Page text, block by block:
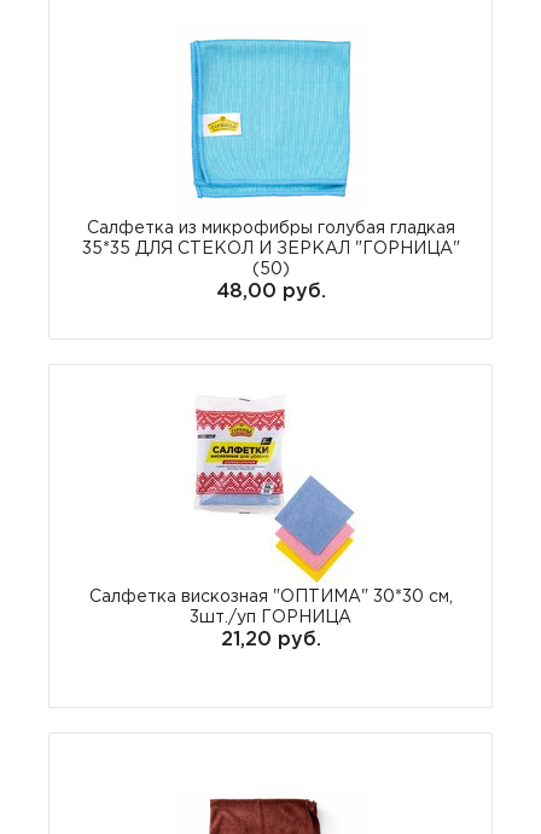
Салфетка из микрофибры голубая гладкая
35*35 ДЛЯ СТЕКОЛ И ЗЕРКАЛ "ГОРНИЦА"
(50)
48,00 руб.
Салфетка вискозная "ОПТИМА" 30*30 см,
3шт./уп ГОРНИЦА
21,20 руб.